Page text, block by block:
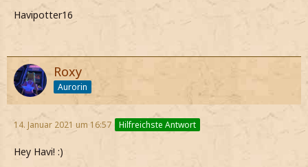
Havipotter16
Roxy
Aurorin
14. Januar 2021 um 16:57 Hilfreichste Antwort
Hey Havi! :)